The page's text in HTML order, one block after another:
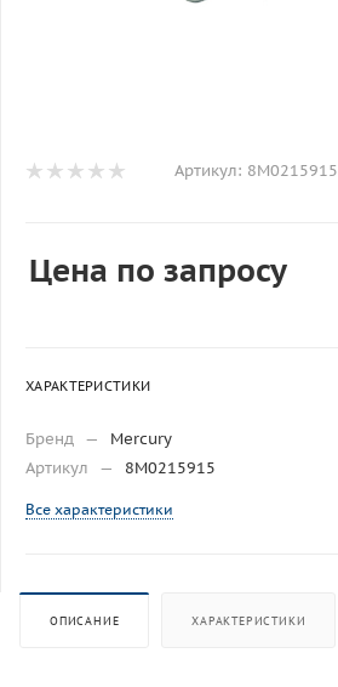
Артикул: 8M0215915
Цена по запросу
ХАРАКТЕРИСТИКИ
Бренд —
Mercury
Артикул
— 8M0215915
Все характеристики
ОПИСАНИЕ ХАРАКТЕРИСТИКИ